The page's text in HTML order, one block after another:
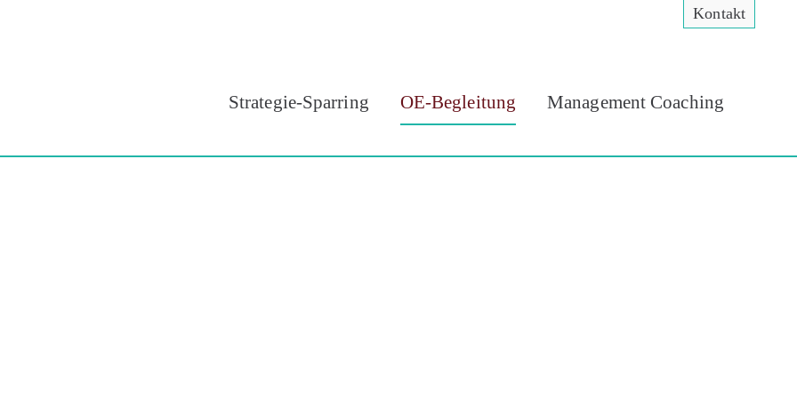
Kontakt
Strategie-Sparring OE-Begleitung Management Coaching